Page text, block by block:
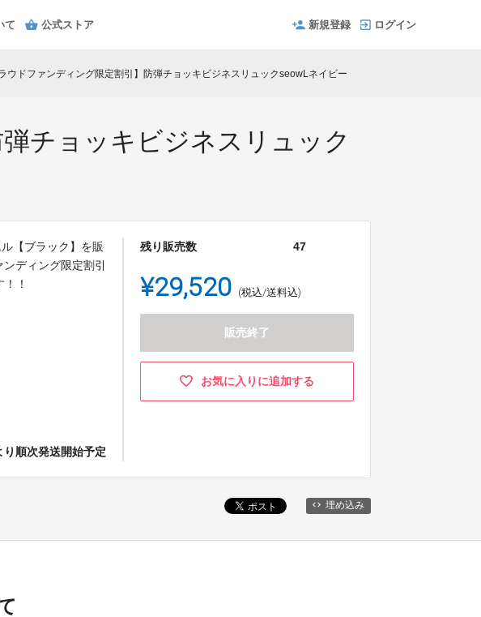
て 公式ストア 新規登録 ログイン
ラウドファンディング限定割引】防弾チョッキビジネスリュックseowLネイビー
チョッキビジネスリュック
【ブラック】を販
ディング限定割引
！
順次発送開始予定
残り販売数 47
¥29,520 (税込/送料込)
販売終了
お気に入りに追加する
埋め込み